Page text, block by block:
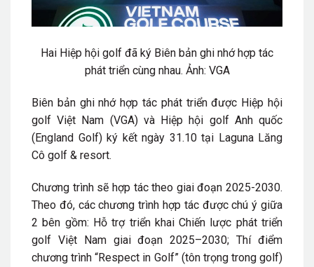
Hai Hiệp hội golf đã ký Biên bản ghi nhớ hợp tác
phát triển cùng nhau. Ảnh: VGA
Biên bản ghi nhớ hợp tác phát triển được Hiệp hội
golf Việt Nam (VGA) và Hiệp hội golf Anh quốc
(England Golf) ký kết ngày 31.10 tại Laguna Lăng
Cô golf & resort.
Chương trình sẽ hợp tác theo giai đoạn 2025-2030.
Theo đó, các chương trình hợp tác được chú ý giữa
2 bên gồm: Hỗ trợ triển khai Chiến lược phát triển
golf Việt Nam giai đoạn 2025–2030; Thí điểm
chương trình “Respect in Golf” (tôn trọng trong golf)